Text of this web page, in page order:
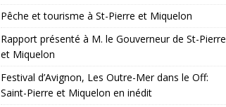
Pêche et tourisme à St-Pierre et Miquelon
Rapport présenté à M. le Gouverneur de St-Pierre
et Miquelon
Festival d’Avignon, Les Outre-Mer dans le Off:
Saint-Pierre et Miquelon en inédit